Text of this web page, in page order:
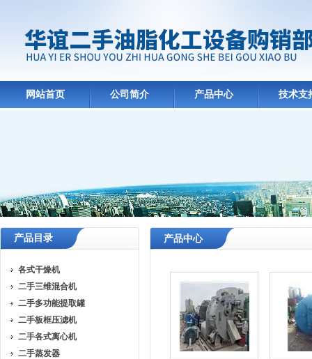
网站首页 公司简介 产品中心 技术支
产品目录
各式干燥机
二手三维混合机
二手多功能提取罐
二手板框压滤机
二手各式离心机
二手蒸发器
产品中心